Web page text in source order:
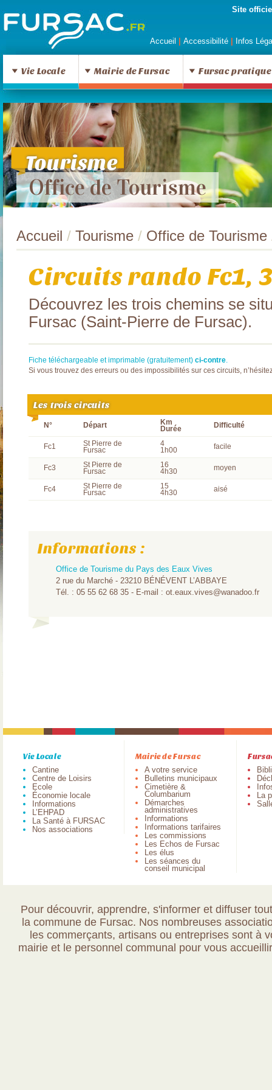
Site
Accueil Accessibilité Infos
Vie Locale Mairie de Fursac Fursac pratique
Tourisme
Office de Tourisme
Accueil / Tourisme / Office de Tourisme
Circuits rando Fc1,
Découvrez les trois chemins se
Fursac (Saint-Pierre de Fursac).
Fiche téléchargeable et imprimable (gratuitement) ci-contre
Si vous trouvez des erreurs ou des impossibilités sur ces circuits,
Les trois circuits
N° Départ
Km
Durée
Difficulté
Fc1
St Pierre de
Fursac
4
1h00
facile
Fc3
St Pierre de
Fursac
16
4h30
moyen
Fc4
St Pierre de
Fursac
15
4h30
aisé
Informations :
Office de Tourisme du Pays des Eaux Vives
2 rue du Marché - 23210 BÉNÉVENT L’ABBAYE
Tél. : 05 55 62 68 35 - E-mail : ot.eaux.vives@wanadoo.fr
Vie Locale
Cantine
Centre de Loisirs
Ecole
Économie locale
Informations
L’EHPAD
La Santé à FURSAC
Nos associations
Mairie de Fursac
A votre service
Bulletins municipaux
Cimetière &
Columbarium
Démarches
administratives
Informations
Informations tarifaires
Les commissions
Les Echos de Fursac
Les élus
Les séances du
conseil municipal
La
Pour découvrir, apprendre, s'informer et diffuser
la commune de Fursac. Nos nombreuses
les commerçants, artisans ou entreprises sont à
mairie et le personnel communal pour vous